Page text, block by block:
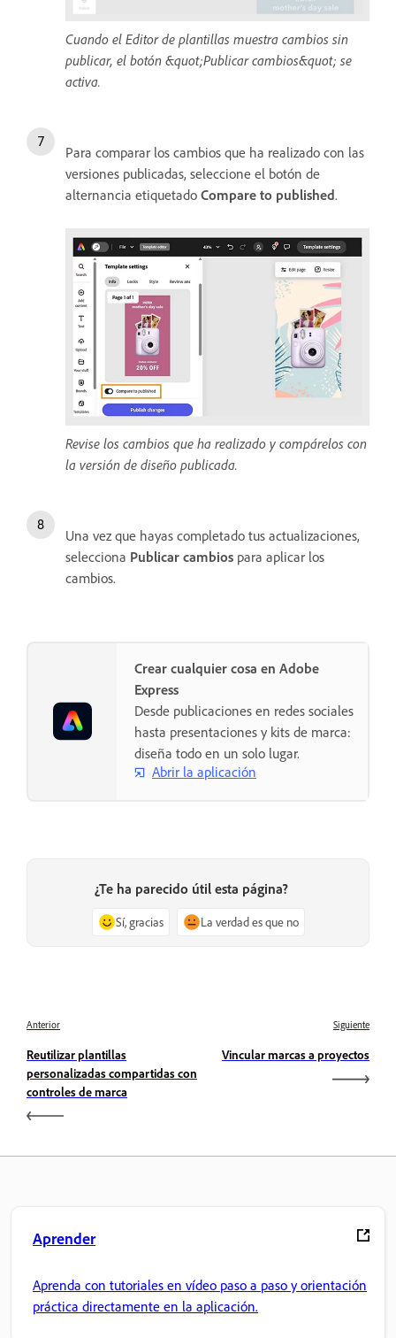
Cuando el Editor de plantillas muestra cambios sin
publicar, el botón &quot;Publicar cambios&quot; se
activa.
Para comparar los cambios que ha realizado con las
versiones publicadas, seleccione el botón de
alternancia etiquetado Compare to published.
Revise los cambios que ha realizado y compárelos con
la versión de diseño publicada.
Una vez que hayas completado tus actualizaciones,
selecciona Publicar cambios para aplicar los
cambios.
Crear cualquier cosa en Adobe
Express
Desde publicaciones en redes sociales
hasta presentaciones y kits de marca:
diseña todo en un solo lugar.
Abrir la aplicación
¿Te ha parecido útil esta página?
Sí, gracias La verdad es que no
Anterior
Reutilizar plantillas
personalizadas compartidas con
controles de marca
Siguiente
Vincular marcas a proyectos
Aprender
Aprenda con tutoriales en vídeo paso a paso y orientación
práctica directamente en la aplicación.